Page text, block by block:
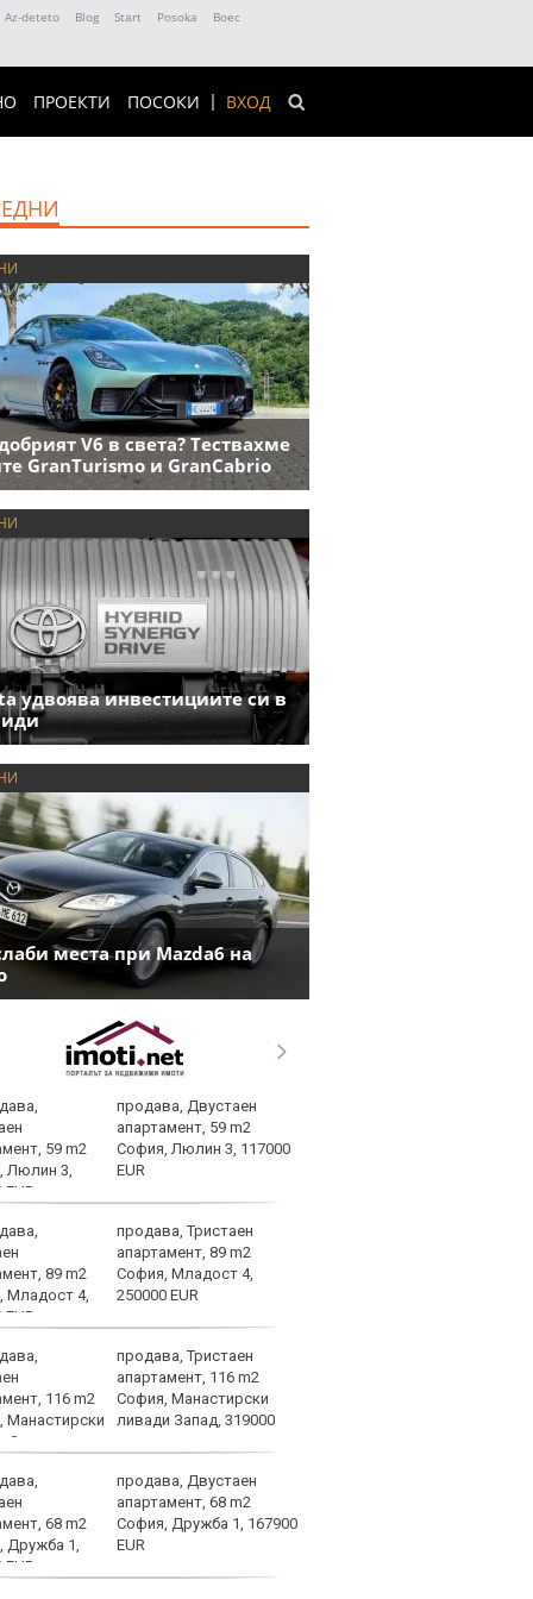
Az-deteto Blog Start Posoka
Boec
ВХОД
ПРОЕКТИ ПОСОКИ
V6 в света? Тествахме
GranTurismo и GranCabrio
удвоява инвестициите си в
места при Mazda6 на
продава, Двустаен
апартамент, 59 m2
София, Люлин 3, 117000
EUR
продава, Тристаен
апартамент, 89 m2
София, Младост 4,
250000 EUR
продава, Тристаен
апартамент, 116 m2
София, Манастирски
ливади Запад, 319000
продава, Двустаен
апартамент, 68 m2
София, Дружба 1, 167900
EUR